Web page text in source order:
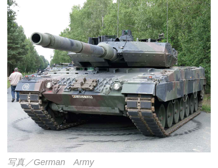
写真／German Army